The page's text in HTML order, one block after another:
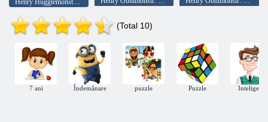
Henry Hugglemonster Respingerea lui Henry Roarsome
(Total 10)
7 ani Îndemânare puzzle Puzzle Inteligent